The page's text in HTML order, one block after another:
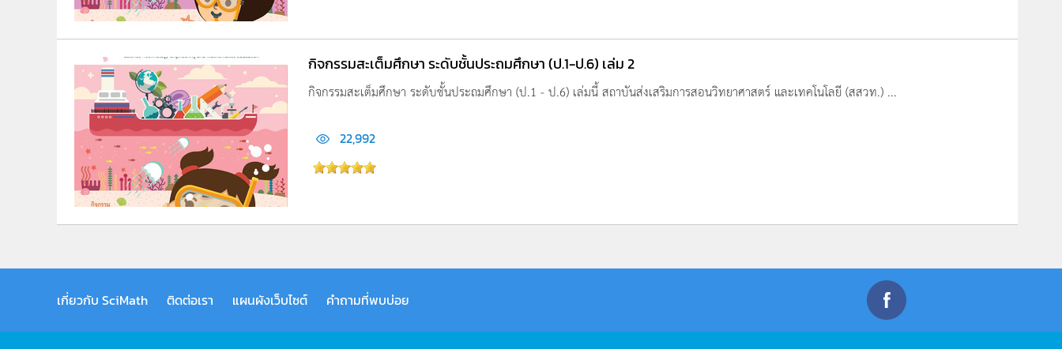
กิจกรรมสะเต็มศึกษา ระดับชั้นประถมศึกษา (ป.1-ป.6) เล่ม 2
กิจกรรมสะเต็มศึกษา ระดับชั้นประถมศึกษา (ป.1 - ป.6) เล่มนี้ สถาบันส่งเสริมการสอนวิทยาศาสตร์ และเทคโนโลยี (สสวท.) ...
22,992
เกี่ยวกับ SciMath ติดต่อเรา แผนผังเว็บไซต์ คำถามที่พบบ่อย